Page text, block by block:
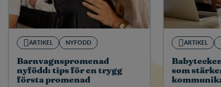
ARTIKEL NYFÖDD
Barnvagnspromenad
nyfödd: tips för en trygg
första promenad
ARTIKEL
som